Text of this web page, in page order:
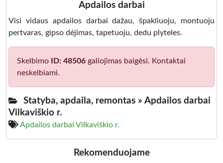
Apdailos darbai
Visi vidaus apdailos darbai dažau, špakliuoju, montuoju
pertvaras, gipso dėjimas, tapetuoju, dedu plyteles.
Skelbimo ID: 48506 galiojimas baigėsi. Kontaktai
neskelbiami.
Statyba, apdaila, remontas » Apdailos darbai
Vilkaviškio r.
Apdailos darbai Vilkaviškio r.
Rekomenduojame